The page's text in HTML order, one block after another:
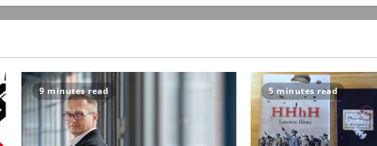
„Lassa”
9 minutes read 5 minutes read